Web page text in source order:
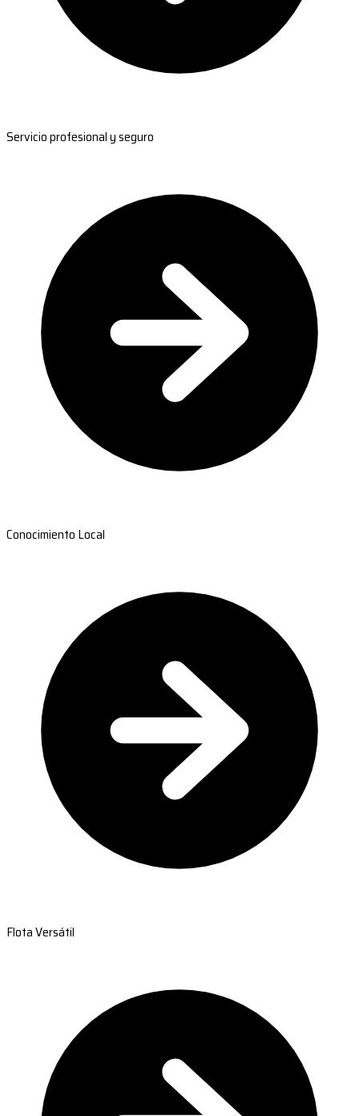
Servicio profesional y seguro
Conocimiento Local
Flota Versátil